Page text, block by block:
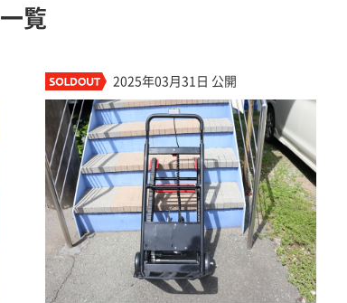
覧
2025年03月31日 公開